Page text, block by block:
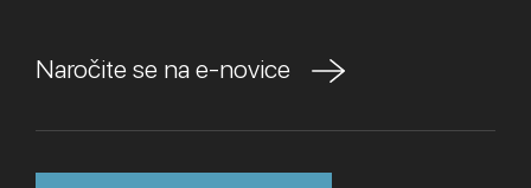
Naročite se na e-novice